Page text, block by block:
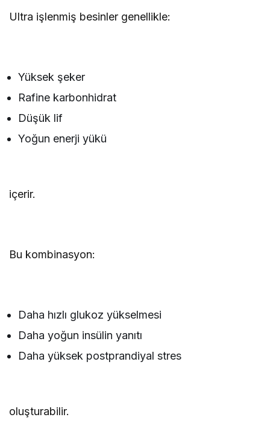
Ultra işlenmiş besinler genellikle:
Yüksek şeker
Rafine karbonhidrat
Düşük lif
Yoğun enerji yükü
içerir.
Bu kombinasyon:
Daha hızlı glukoz yükselmesi
Daha yoğun insülin yanıtı
Daha yüksek postprandiyal stres
oluşturabilir.